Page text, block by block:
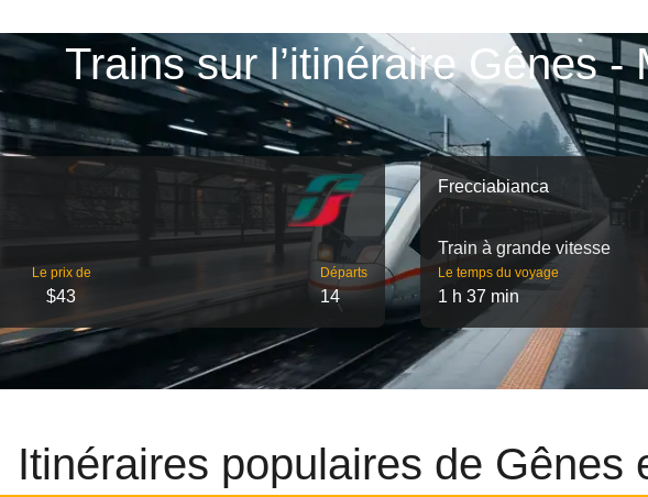
Trains sur l’itinéraire Gênes -
Le prix de
$43
Départs
14
Frecciabianca
Train à grande vitesse
Le temps du voyage
1 h 37 min
Itinéraires populaires de Gênes